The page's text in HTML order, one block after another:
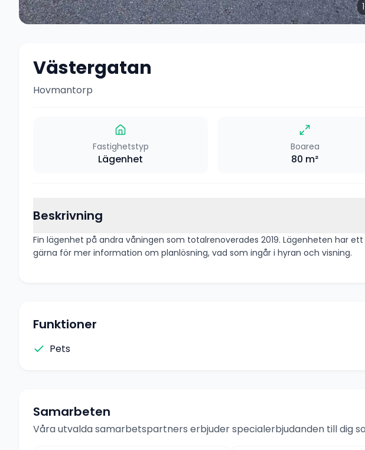
1
Västergatan
Hovmantorp
Fastighetstyp
Lägenhet
Boarea
80 m²
Beskrivning
Fin lägenhet på andra våningen som totalrenoverades 2019. Lägenheten har
gärna för mer information om planlösning, vad som ingår i hyran och visning.
Funktioner
Pets
Samarbeten
Våra utvalda samarbetspartners erbjuder specialerbjudanden till dig